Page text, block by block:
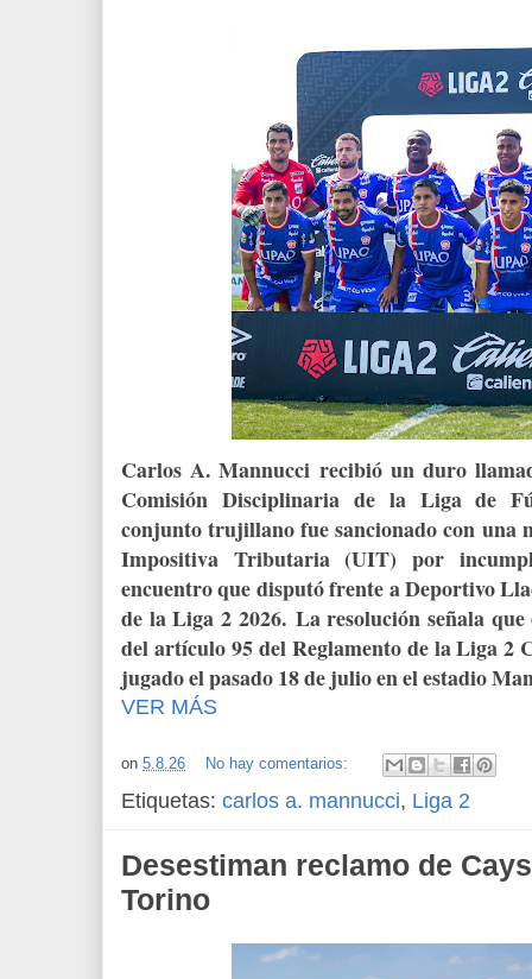
Carlos A. Mannucci recibió un duro
Comisión Disciplinaria de la Liga de
conjunto trujillano fue sancionado con una
Impositiva Tributaria (UIT) por
encuentro que disputó frente a Deportivo
de la Liga 2 2026. La resolución señala
del artículo 95 del Reglamento de la Liga 2
jugado el pasado 18 de julio en el estadio
VER MÁS
on 5.8.26 No hay comentarios:
Etiquetas: carlos a. mannucci, Liga 2
Desestiman reclamo de
Torino